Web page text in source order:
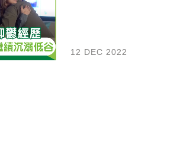
12 DEC 2022